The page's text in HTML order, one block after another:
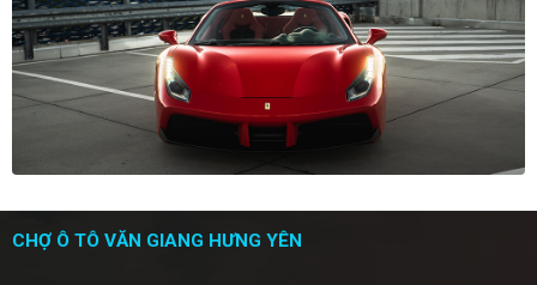
CHỢ Ô TÔ VĂN GIANG HƯNG YÊN